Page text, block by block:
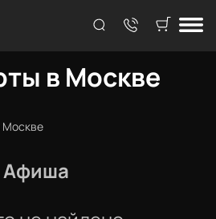
в Москве
Москве
Афиша